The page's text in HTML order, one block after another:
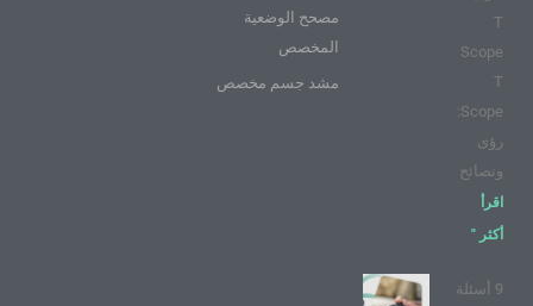
T
Scope
T
Scope:
رؤى
ونصائح
اقرأ
أكثر "
9 أسئلة
مصحح الوضعية
المخصص
مشد جسم مخصص